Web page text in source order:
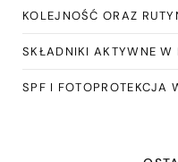
KOLEJNOŚĆ ORAZ
SKŁADNIKI AKTYWNE
SPF I FOTOPROTEKCJA